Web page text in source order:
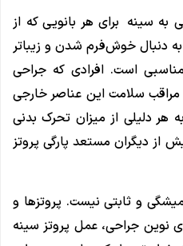
به سینه برای هر بانویی که از
دنبال خوش‌فرم شدن و زیباتر
است. افرادی که جراحی
سلامت این عناصر خارجی
هر دلیلی از میزان تحرک بدنی
از دیگران مستعد پارگی پروتز
و ثابتی نیست. پروتزها و
نوین جراحی، عمل پروتز سینه